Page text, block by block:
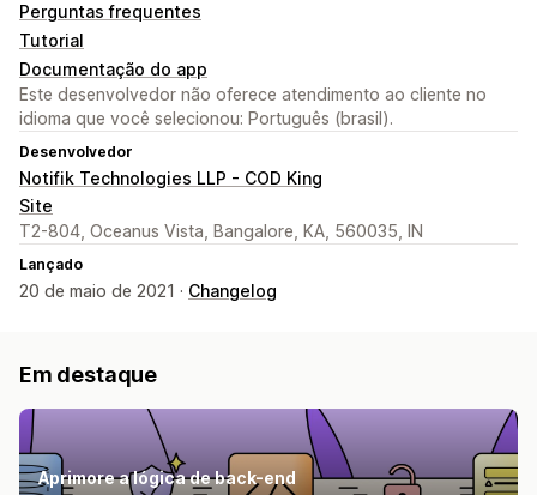
Perguntas frequentes
Tutorial
Documentação do app
Este desenvolvedor não oferece atendimento ao cliente no
idioma que você selecionou: Português (brasil).
Desenvolvedor
Notifik Technologies LLP - COD King
Site
T2-804, Oceanus Vista, Bangalore, KA, 560035, IN
Lançado
20 de maio de 2021 · Changelog
Em destaque
Aprimore a lógica de back-end